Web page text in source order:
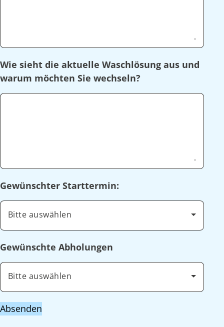
Wie sieht die aktuelle Waschlösung aus und
warum möchten Sie wechseln?
Gewünschter Starttermin:
Bitte auswählen
Gewünschte Abholungen
Bitte auswählen
Absenden